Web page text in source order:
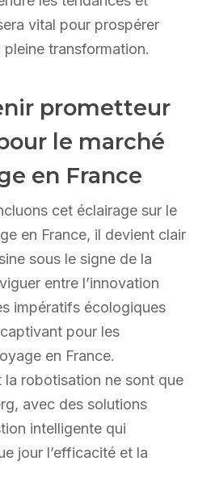
vital pour prospérer
transformation.
prometteur
le marché
en France
cet éclairage sur le
en France, il devient clair
sous le signe de la
entre l’innovation
impératifs écologiques
pour les
en France.
la robotisation ne sont que
avec des solutions
intelligente qui
jour l’efficacité et la